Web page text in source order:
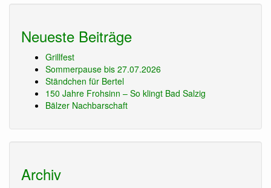
Neueste Beiträge
Grillfest
Sommerpause bis 27.07.2026
Ständchen für Bertel
150 Jahre Frohsinn – So klingt Bad Salzig
Bälzer Nachbarschaft
Archiv